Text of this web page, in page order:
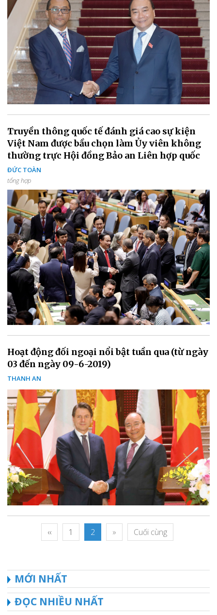
Truyền thông quốc tế đánh giá cao sự kiện
Việt Nam được bầu chọn làm Ủy viên không
thường trực Hội đồng Bảo an Liên hợp quốc
ĐỨC TOÀN
tổng hợp
Hoạt động đối ngoại nổi bật tuần qua (từ ngày
03 đến ngày 09-6-2019)
THANH AN
‹‹ 1 2 » Cuối cùng
MỚI NHẤT
ĐỌC NHIỀU NHẤT